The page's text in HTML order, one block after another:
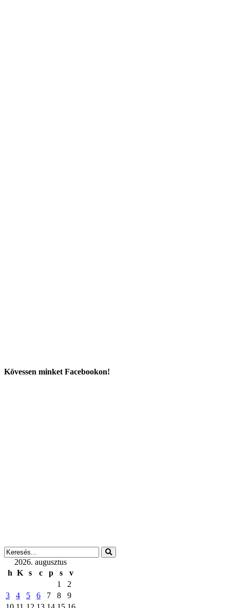
Kövessen minket Facebookon!
2026. augusztus
h K s c p s
v
1
2
3
4 5 6 7 8
9